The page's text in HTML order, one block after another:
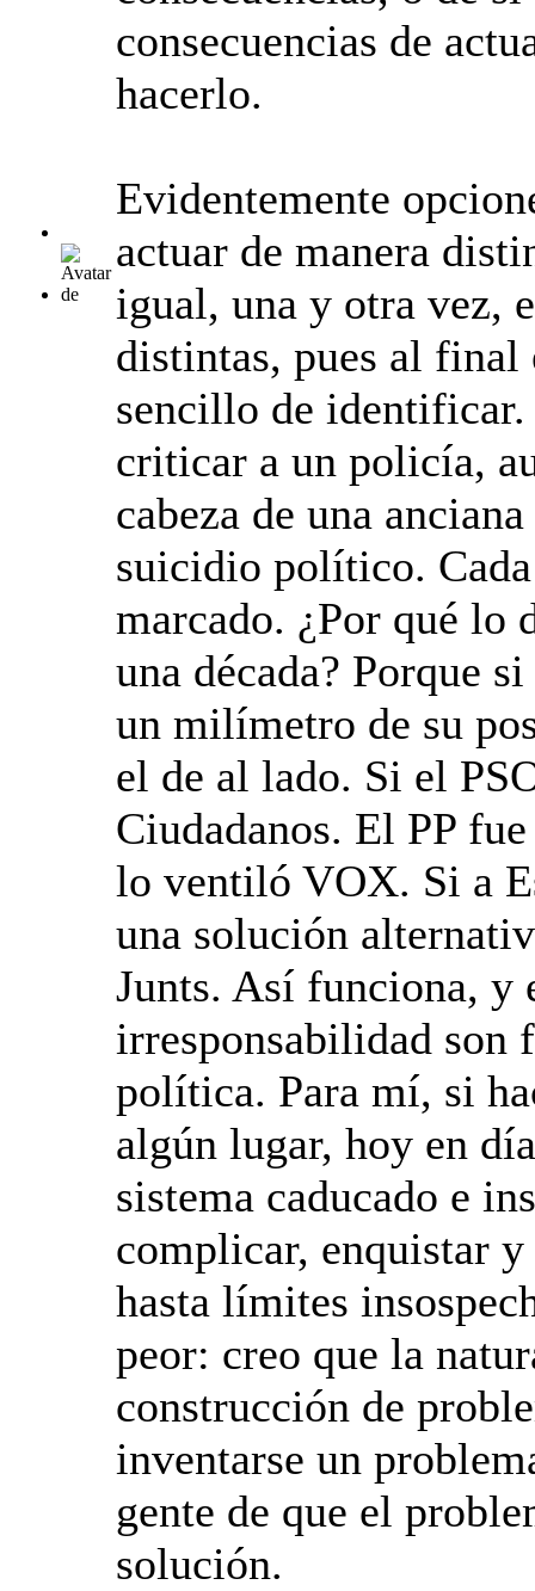
consecuencias de
hacerlo.
Evidentemente
actuar de manera
igual, una y otra vez,
distintas, pues al final
sencillo de
criticar a un policía,
cabeza de una
suicidio político.
marcado. ¿Por qué lo
una década? Porque
un milímetro de su
el de al lado. Si el
Ciudadanos. El PP
lo ventiló VOX. Si a
una solución
Junts. Así funciona,
irresponsabilidad son
política. Para mí, si
algún lugar, hoy en
sistema caducado e
complicar, enquistar
hasta límites
peor: creo que la
construcción de
inventarse un
gente de que el
solución.